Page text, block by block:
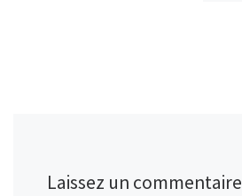
Laissez un commentaire